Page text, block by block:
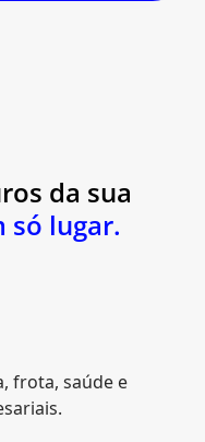
da sua
só lugar.
frota, saúde e